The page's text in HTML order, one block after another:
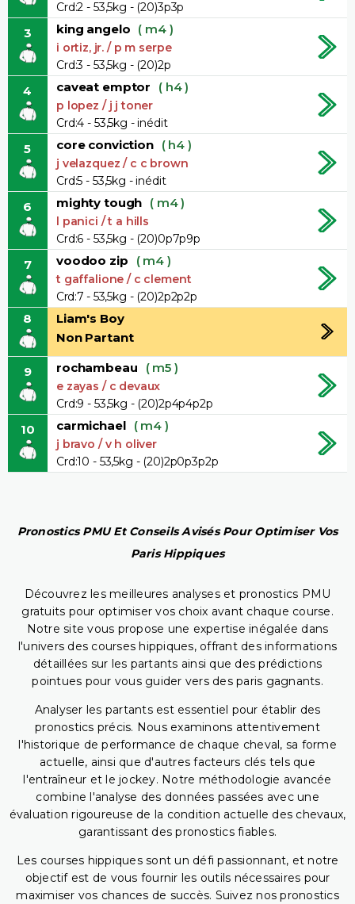
Crd:2 - 53,5kg - (20)3p3p
3 king angelo ( m4 )
i ortiz, jr. / p m serpe
Crd:3 - 53,5kg - (20)2p
4 caveat emptor ( h4 )
p lopez / j j toner
Crd:4 - 53,5kg - inédit
5 core conviction ( h4 )
j velazquez / c c brown
Crd:5 - 53,5kg - inédit
6 mighty tough ( m4 )
l panici / t a hills
Crd:6 - 53,5kg - (20)0p7p9p
7 voodoo zip ( m4 )
t gaffalione / c clement
Crd:7 - 53,5kg - (20)2p2p2p
8
Liam's Boy
Non Partant
9 rochambeau ( m5 )
e zayas / c devaux
Crd:9 - 53,5kg - (20)2p4p4p2p
10 carmichael ( m4 )
j bravo / v h oliver
Crd:10 - 53,5kg - (20)2p0p3p2p
Pronostics PMU Et Conseils Avisés Pour Optimiser Vos
Paris Hippiques
Découvrez les meilleures analyses et pronostics PMU
gratuits pour optimiser vos choix avant chaque course.
Notre site vous propose une expertise inégalée dans
l'univers des courses hippiques, offrant des informations
détaillées sur les partants ainsi que des prédictions
pointues pour vous guider vers des paris gagnants.
Analyser les partants est essentiel pour établir des
pronostics précis. Nous examinons attentivement
l'historique de performance de chaque cheval, sa forme
actuelle, ainsi que d'autres facteurs clés tels que
l'entraîneur et le jockey. Notre méthodologie avancée
combine l'analyse des données passées avec une
évaluation rigoureuse de la condition actuelle des chevaux,
garantissant des pronostics fiables.
Les courses hippiques sont un défi passionnant, et notre
objectif est de vous fournir les outils nécessaires pour
maximiser vos chances de succès. Suivez nos pronostics